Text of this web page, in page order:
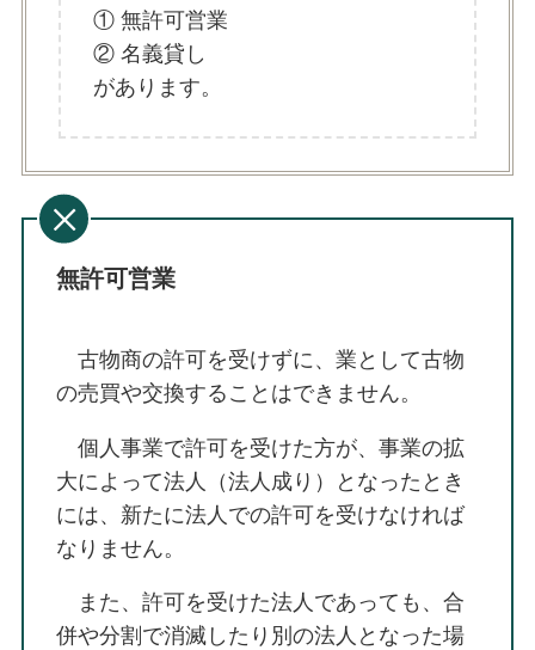
① 無許可営業
② 名義貸し
があります。
無許可営業
古物商の許可を受けずに、業として古物
の売買や交換することはできません。
個人事業で許可を受けた方が、事業の拡
大によって法人（法人成り）となったとき
には、新たに法人での許可を受けなければ
なりません。
また、許可を受けた法人であっても、合
併や分割で消滅したり別の法人となった場